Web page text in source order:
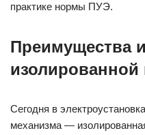
практике нормы ПУЭ.
Преимущества
изолированной
Сегодня в
механизма —